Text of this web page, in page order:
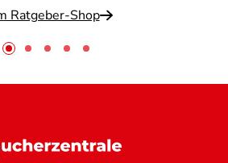
Ratgeber-Shop